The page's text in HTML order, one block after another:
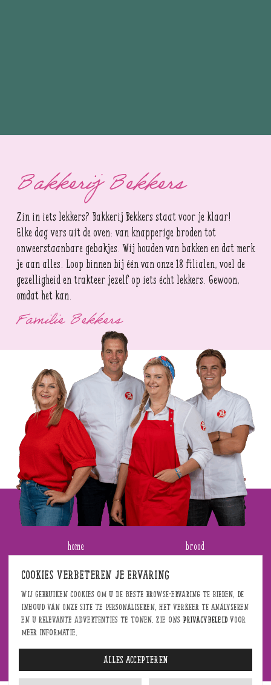
Bakkerij Bekkers
Zin in iets lekkers? Bakkerij Bekkers staat voor je klaar!
Elke dag vers uit de oven: van knapperige broden tot
onweerstaanbare gebakjes. Wij houden van bakken en dat merk
je aan alles. Loop binnen bij één van onze 18 filialen, voel de
gezelligheid en trakteer jezelf op iets écht lekkers. Gewoon,
omdat het kan.
Familie Bekkers
home
bestellen
onze winkels
aanbiedingen
werken bij bekkers
brood
taart en vlaai
gebak en koek
belegde broodjes
Cookies verbeteren je ervaring
Wij gebruiken cookies om u de beste browse-ervaring te bieden, de
inhoud van onze site te personaliseren, het verkeer te analyseren
en u relevante advertenties te tonen. Zie ons privacybeleid voor
meer informatie.
Alles accepteren